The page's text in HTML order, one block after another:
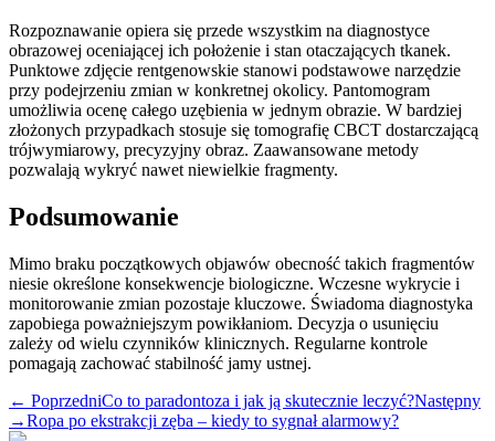
Rozpoznawanie opiera się przede wszystkim na diagnostyce
obrazowej oceniającej ich położenie i stan otaczających tkanek.
Punktowe zdjęcie rentgenowskie stanowi podstawowe narzędzie
przy podejrzeniu zmian w konkretnej okolicy. Pantomogram
umożliwia ocenę całego uzębienia w jednym obrazie. W bardziej
złożonych przypadkach stosuje się tomografię CBCT dostarczającą
trójwymiarowy, precyzyjny obraz. Zaawansowane metody
pozwalają wykryć nawet niewielkie fragmenty.
Podsumowanie
Mimo braku początkowych objawów obecność takich fragmentów
niesie określone konsekwencje biologiczne. Wczesne wykrycie i
monitorowanie zmian pozostaje kluczowe. Świadoma diagnostyka
zapobiega poważniejszym powikłaniom. Decyzja o usunięciu
zależy od wielu czynników klinicznych. Regularne kontrole
pomagają zachować stabilność jamy ustnej.
← PoprzedniCo to paradontoza i jak ją skutecznie leczyć?Następny
→Ropa po ekstrakcji zęba – kiedy to sygnał alarmowy?